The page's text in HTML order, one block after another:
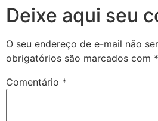
Deixe aqui seu
O seu endereço de e-mail não
obrigatórios são marcados com *
Comentário *